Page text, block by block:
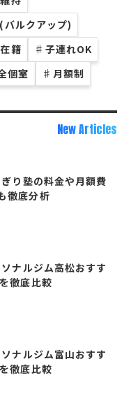
ルクアップ)
籍 ♯ 子連れOK
個室 ♯ 月額制
New Articles
り塾の料金や月額費
徹底分析
ナルジム高松おすす
徹底比較
ナルジム富山おすす
徹底比較